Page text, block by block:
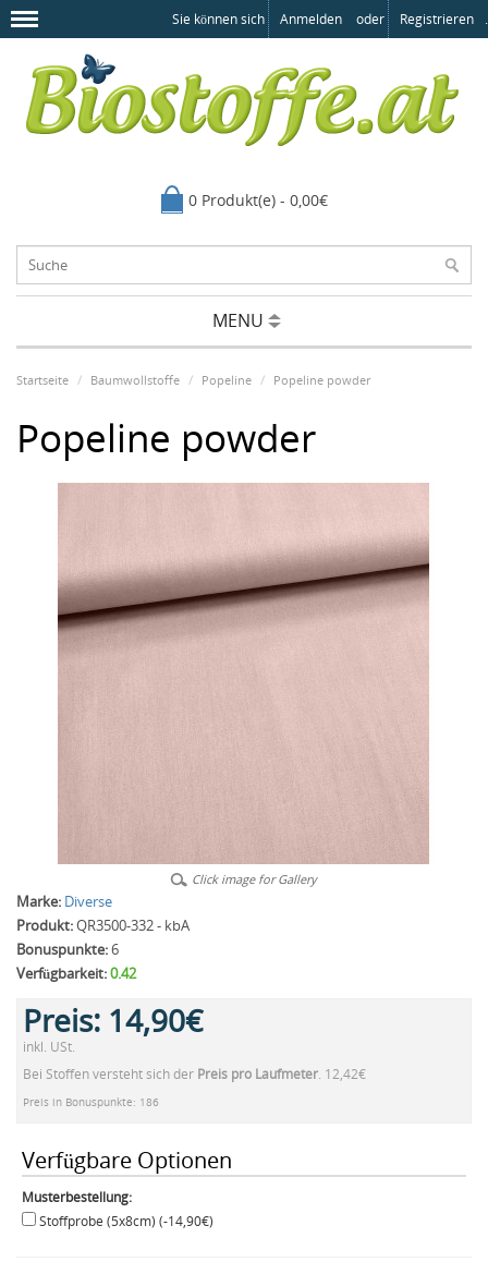
Sie können sich Anmelden oder Registrieren .
0 Produkt(e) - 0,00€
MENU
Startseite Baumwollstoffe Popeline Popeline powder
Popeline powder
Click image for Gallery
Marke: Diverse
Produkt:QR3500-332 - kbA
Bonuspunkte:6
Verfügbarkeit:0.42
Preis: 14,90€
inkl. USt.
Bei Stoffen versteht sich der Preis pro Laufmeter. 12,42€
Preis in Bonuspunkte: 186
Verfügbare Optionen
Musterbestellung:
Stoffprobe (5x8cm) (-14,90€)